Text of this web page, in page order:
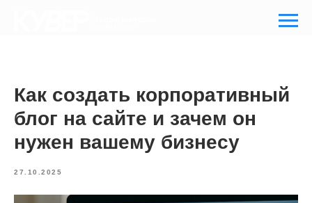
Как создать корпоративный
блог на сайте и зачем он
нужен вашему бизнесу
27.10.2025